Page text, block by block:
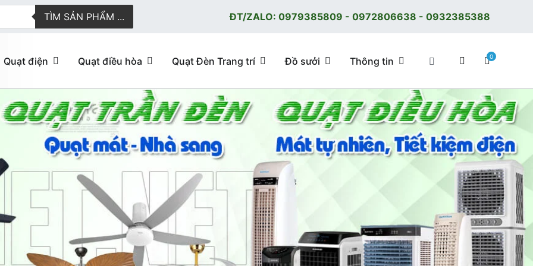
TÌM SẢN PHẨM ... ĐT/ZALO: 0979385809 - 0972806638 - 0932385388
tuyến giao hàng nhanh
hòa, quạt trần đèn trang trí, đèn trang trí chính Hãng, loại tốt, giá tốt, có F.reeShip tại Hà Nội
Quạt điện Quạt điều hòa Quạt Đèn Trang trí Đồ sưởi Thông tin 0